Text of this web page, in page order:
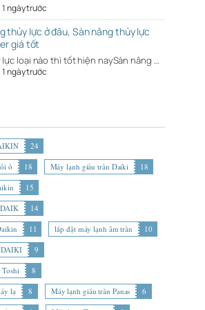
1 ngày trước
thủy lực ở đâu, Sàn nâng thủy lực
giá tốt
loại nào thì tốt hiện naySàn nâng …
1 ngày trước
24
ố
18 Máy lạnh giấu trần Daiki
18
15
14
11 lắp đặt máy lạnh âm trần
10
DAIKI
9
8
lạ
8 Máy lạnh giấu trần Panas
6